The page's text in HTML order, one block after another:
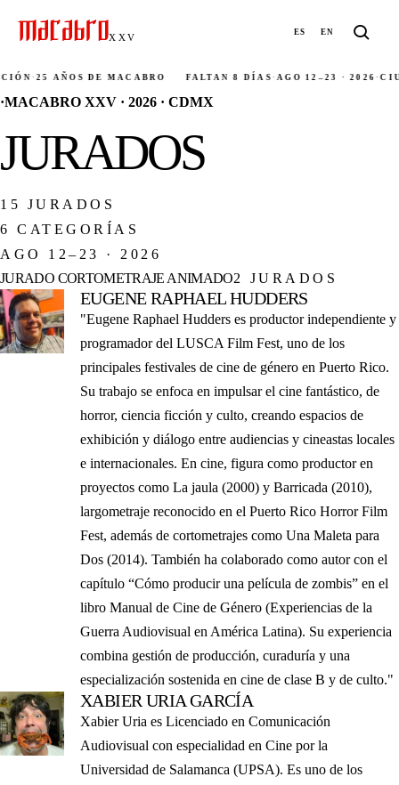
XXV ES EN
·25 AÑOS DE MACABRO FALTAN 8 DÍAS·AGO 12–23 · 2026·
·MACABRO XXV · 2026 · CDMX
JURADOS
15
JURADOS
6
CATEGORÍAS
AGO 12–23 · 2026
JURADO CORTOMETRAJE ANIMADO2 JURADOS
EUGENE RAPHAEL HUDDERS
"Eugene Raphael Hudders es productor independiente y
programador del LUSCA Film Fest, uno de los
principales festivales de cine de género en Puerto Rico.
Su trabajo se enfoca en impulsar el cine fantástico, de
horror, ciencia ficción y culto, creando espacios de
exhibición y diálogo entre audiencias y cineastas locales
e internacionales. En cine, figura como productor en
proyectos como La jaula (2000) y Barricada (2010),
largometraje reconocido en el Puerto Rico Horror Film
Fest, además de cortometrajes como Una Maleta para
Dos (2014). También ha colaborado como autor con el
capítulo “Cómo producir una película de zombis” en el
libro Manual de Cine de Género (Experiencias de la
Guerra Audiovisual en América Latina). Su experiencia
combina gestión de producción, curaduría y una
especialización sostenida en cine de clase B y de culto."
XABIER URIA GARCÍA
Xabier Uria es Licenciado en Comunicación
Audiovisual con especialidad en Cine por la
Universidad de Salamanca (UPSA). Es uno de los